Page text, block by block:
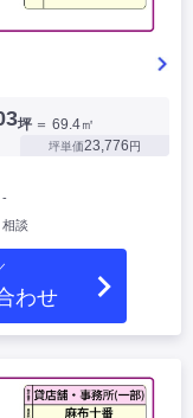
坪 ＝ 69.4㎡
坪単価23,776円
-
相談
わせ